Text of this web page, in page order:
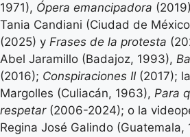
1971), Ópera emancipadora
Tania Candiani (Ciudad de
(2025) y Frases de la protesta
Abel Jaramillo (Badajoz, 1993),
(2016); Conspiraciones II (2017);
Margolles (Culiacán, 1963), Para
respetar(2006-2024); o la
Regina José Galindo (Guatemala,